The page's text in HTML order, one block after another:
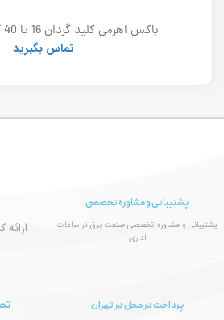
باکس اهرمی کلید گردان 16 تا 40 آمپر الکترو کاوه
تماس بگیرید
پشتیبانی و مشاوره تخصصی
پشتیبانی و مشاوره تخصصی صنعت برق در ساعات
اداری
پرداخت در محل در تهران